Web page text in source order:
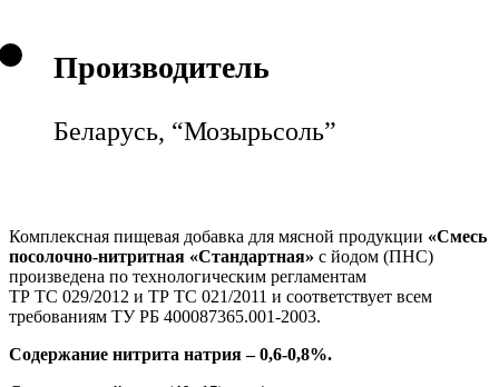
Производитель
Беларусь, “Мозырьсоль”
Комплексная пищевая добавка для мясной продукции «Смесь
посолочно-нитритная «Стандартная» с йодом (ПНС)
произведена по технологическим регламентам
ТР ТС 029/2012 и ТР ТС 021/2011 и соответствует всем
требованиям ТУ РБ 400087365.001-2003.
Содержание нитрита натрия – 0,6-0,8%.